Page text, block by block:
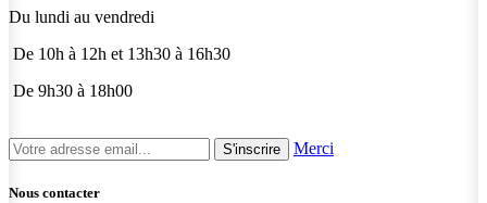
Du lundi au vendredi
De 10h à 12h et 13h30 à 16h30
De 9h30 à 18h00
S'inscrire Merci
Nous contacter